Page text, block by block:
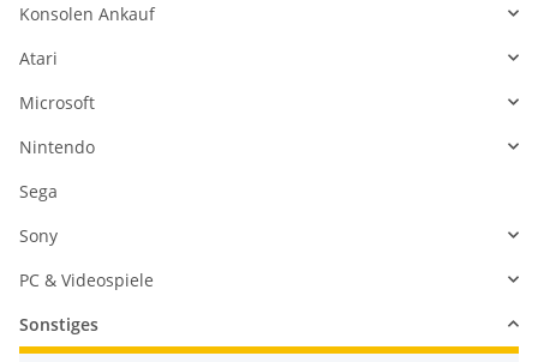
Konsolen Ankauf
Atari
Microsoft
Nintendo
Sega
Sony
PC & Videospiele
Sonstiges